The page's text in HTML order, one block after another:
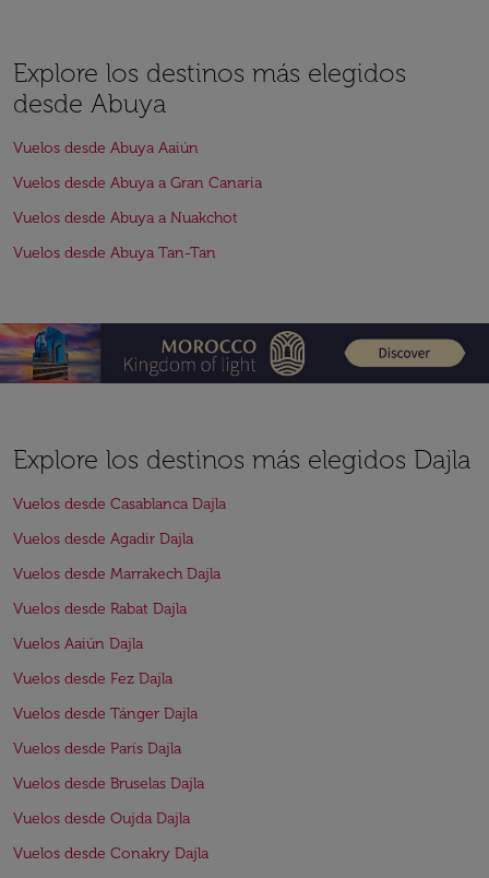
Explore los destinos más elegidos
desde Abuya
Vuelos desde Abuya Aaiún
Vuelos desde Abuya a Gran Canaria
Vuelos desde Abuya a Nuakchot
Vuelos desde Abuya Tan-Tan
Explore los destinos más elegidos Dajla
Vuelos desde Casablanca Dajla
Vuelos desde Agadir Dajla
Vuelos desde Marrakech Dajla
Vuelos desde Rabat Dajla
Vuelos Aaiún Dajla
Vuelos desde Fez Dajla
Vuelos desde Tánger Dajla
Vuelos desde París Dajla
Vuelos desde Bruselas Dajla
Vuelos desde Oujda Dajla
Vuelos desde Conakry Dajla